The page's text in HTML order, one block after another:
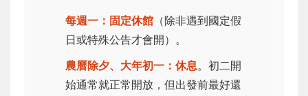
每週一：固定休館 （除非遇到國定假
日或特殊公告才會開）。
農曆除夕、大年初一：休息。初二開
始通常就正常開放，但出發前最好還